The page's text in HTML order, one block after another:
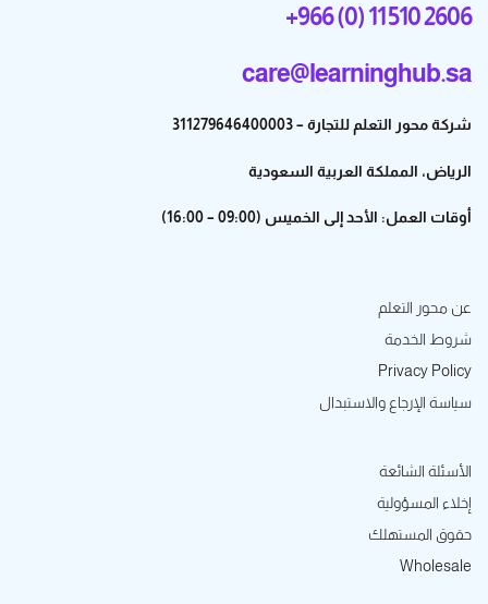
+966 (0) 11 510 2606
care@learninghub.sa
شركة محور التعلم للتجارة – 311279646400003
الرياض، المملكة العربية السعودية
أوقات العمل: الأحد إلى الخميس (09:00 – 16:00)
عن محور التعلم
شروط الخدمة
Privacy Policy
سياسة الإرجاع والاستبدال
الأسئلة الشائعة
إخلاء المسؤولية
حقوق المستهلك
Wholesale